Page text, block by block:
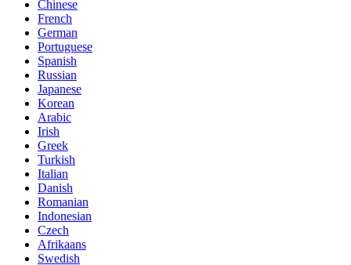
Chinese
French
German
Portuguese
Spanish
Russian
Japanese
Korean
Arabic
Irish
Greek
Turkish
Italian
Danish
Romanian
Indonesian
Czech
Afrikaans
Swedish